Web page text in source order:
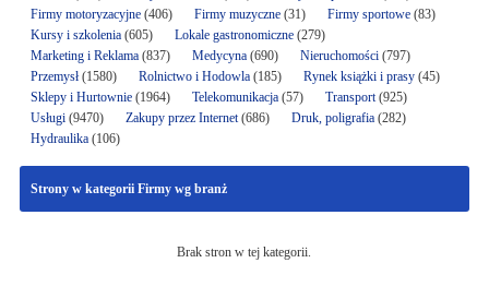
Firmy motoryzacyjne(406) Firmy muzyczne(31) Firmy sportowe(83)
Kursy i szkolenia(605) Lokale gastronomiczne(279)
Marketing i Reklama(837) Medycyna(690) Nieruchomości(797)
Przemysł(1580) Rolnictwo i Hodowla(185) Rynek książki i prasy(45)
Sklepy i Hurtownie(1964) Telekomunikacja(57) Transport(925)
Usługi(9470) Zakupy przez Internet(686) Druk, poligrafia(282)
Hydraulika(106)
Strony w kategorii Firmy wg branż
Brak stron w tej kategorii.